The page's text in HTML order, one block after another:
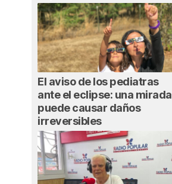
El aviso de los pediatras
ante el eclipse: una mirada
puede causar daños
irreversibles